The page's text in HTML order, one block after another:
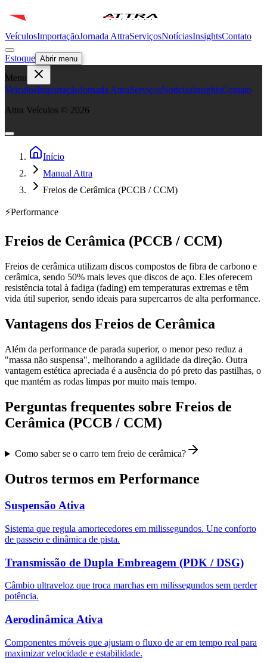
VeículosImportaçãoJornada AttraServiçosNotíciasInsightsContato
Estoque Abrir menu
Menu
VeículosImportaçãoJornada AttraServiçosNotíciasInsightsContato
Attra Veículos © 2026
Início
Manual Attra
Freios de Cerâmica (PCCB / CCM)
⚡Performance
Freios de Cerâmica (PCCB / CCM)
Freios de cerâmica utilizam discos compostos de fibra de carbono e
cerâmica, sendo 50% mais leves que discos de aço. Eles oferecem
resistência total à fadiga (fading) em temperaturas extremas e têm
vida útil superior, sendo ideais para supercarros de alta performance.
Vantagens dos Freios de Cerâmica
Além da performance de parada superior, o menor peso reduz a
"massa não suspensa", melhorando a agilidade da direção. Outra
vantagem estética apreciada é a ausência do pó preto das pastilhas, o
que mantém as rodas limpas por muito mais tempo.
Perguntas frequentes sobre Freios de
Cerâmica (PCCB / CCM)
Como saber se o carro tem freio de cerâmica?
Outros termos em Performance
Suspensão Ativa
Sistema que regula amortecedores em milissegundos. Une conforto
de passeio e dinâmica de pista.
Transmissão de Dupla Embreagem (PDK / DSG)
Câmbio ultraveloz que troca marchas em milissegundos sem perder
potência.
Aerodinâmica Ativa
Componentes móveis que ajustam o fluxo de ar em tempo real para
maximizar velocidade e estabilidade.